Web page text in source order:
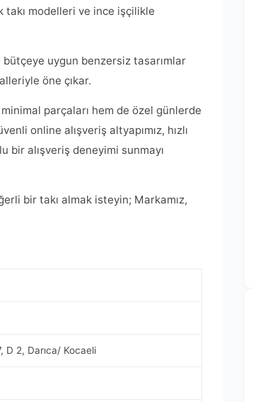
takı modelleri ve ince işçilikle
uygun benzersiz tasarımlar
öne çıkar.
parçaları hem de özel günlerde
online alışveriş altyapımız, hızlı
bir alışveriş deneyimi sunmayı
bir takı almak isteyin; Markamız,
D 2, Darıca/ Kocaeli